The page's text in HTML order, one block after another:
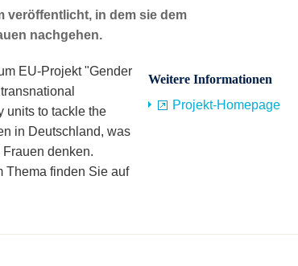
veröffentlicht, in dem sie dem
nachgehen.
EU-Projekt "Gender
units to tackle the
in Deutschland, was
denken.
Thema finden Sie auf
Weitere Informationen
Projekt-Homepage